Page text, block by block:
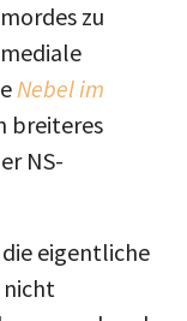
zu
Nebel im
breiteres
NS-
eigentliche
nicht